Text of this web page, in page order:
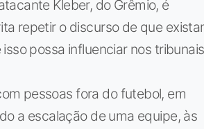
Kleber, do Grêmio, é
repetir o discurso de que
possa influenciar nos
pessoas fora do futebol, em
a escalação de uma equipe, às